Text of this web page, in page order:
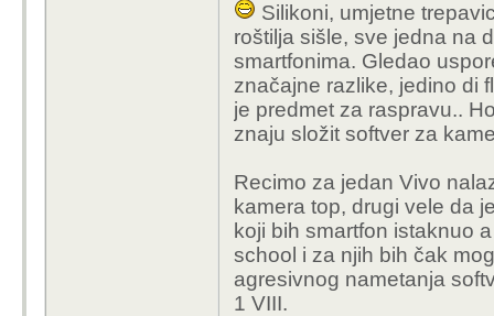
Silikoni, umjetne
roštilja sišle, sve jedna na
smartfonima. Gledao
značajne razlike, jedino di
je predmet za raspravu..
znaju složit softver za
Recimo za jedan Vivo
kamera top, drugi vele da
koji bih smartfon istaknuo
school i za njih bih čak
agresivnog nametanja
1 VIII.